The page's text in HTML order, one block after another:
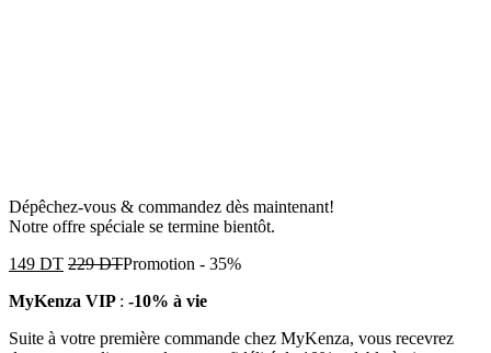
Dépêchez-vous & commandez dès maintenant!
Notre offre spéciale se termine bientôt.
149 DT 229DTPromotion - 35%
MyKenza VIP : -10% à vie
Suite à votre première commande chez MyKenza, vous recevrez